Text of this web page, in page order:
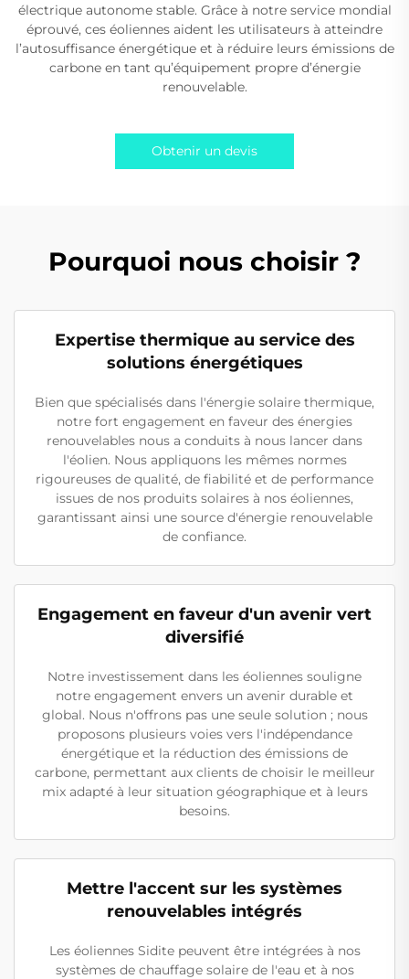
électrique autonome stable. Grâce à notre service mondial
éprouvé, ces éoliennes aident les utilisateurs à atteindre
l’autosuffisance énergétique et à réduire leurs émissions de
carbone en tant qu’équipement propre d’énergie
renouvelable.
Obtenir un devis
Pourquoi nous choisir ?
Expertise thermique au service des
solutions énergétiques
Bien que spécialisés dans l'énergie solaire thermique,
notre fort engagement en faveur des énergies
renouvelables nous a conduits à nous lancer dans
l'éolien. Nous appliquons les mêmes normes
rigoureuses de qualité, de fiabilité et de performance
issues de nos produits solaires à nos éoliennes,
garantissant ainsi une source d'énergie renouvelable
de confiance.
Engagement en faveur d'un avenir vert
diversifié
Notre investissement dans les éoliennes souligne
notre engagement envers un avenir durable et
global. Nous n'offrons pas une seule solution ; nous
proposons plusieurs voies vers l'indépendance
énergétique et la réduction des émissions de
carbone, permettant aux clients de choisir le meilleur
mix adapté à leur situation géographique et à leurs
besoins.
Mettre l'accent sur les systèmes
renouvelables intégrés
Les éoliennes Sidite peuvent être intégrées à nos
systèmes de chauffage solaire de l'eau et à nos